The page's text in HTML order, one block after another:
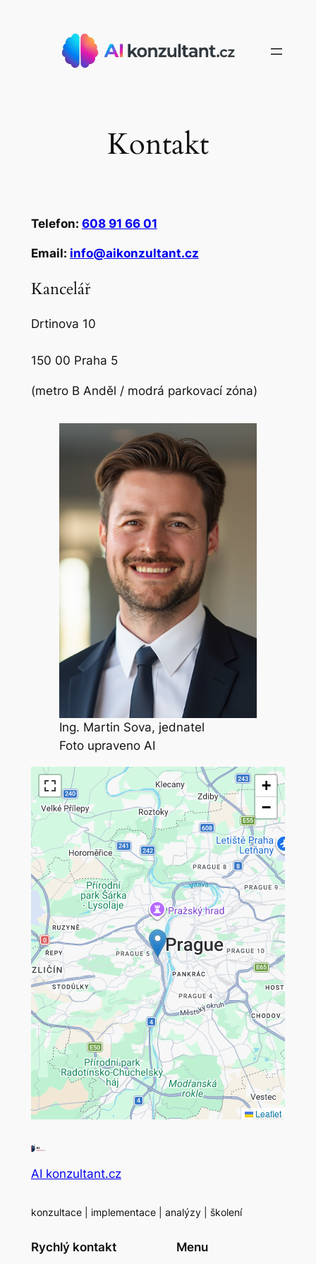
Kontakt
Telefon: 608 91 66 01
Email: info@aikonzultant.cz
Kancelář
Drtinova 10
150 00 Praha 5
(metro B Anděl / modrá parkovací zóna)
Ing. Martin Sova, jednatel
Foto upraveno AI
+
−
Leaflet
AI konzultant.cz
konzultace | implementace | analýzy | školení
Rychlý kontakt Menu